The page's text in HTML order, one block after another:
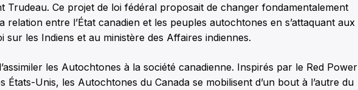
Trudeau. Ce projet de loi fédéral proposait de changer fondamentalement
relation entre l’État canadien et les peuples autochtones en s’attaquant aux
sur les Indiens et au ministère des Affaires indiennes.
les Autochtones à la société canadienne. Inspirés par le Red Power
États-Unis, les Autochtones du Canada se mobilisent d’un bout à l’autre du